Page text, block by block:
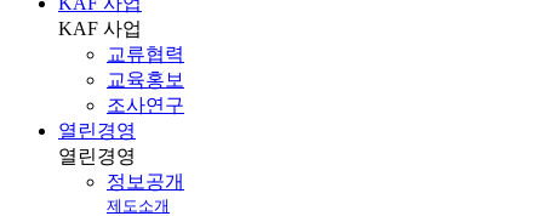
KAF 사업
교류협력
교육홍보
조사연구
열린경영
열린경영
정보공개
제도소개